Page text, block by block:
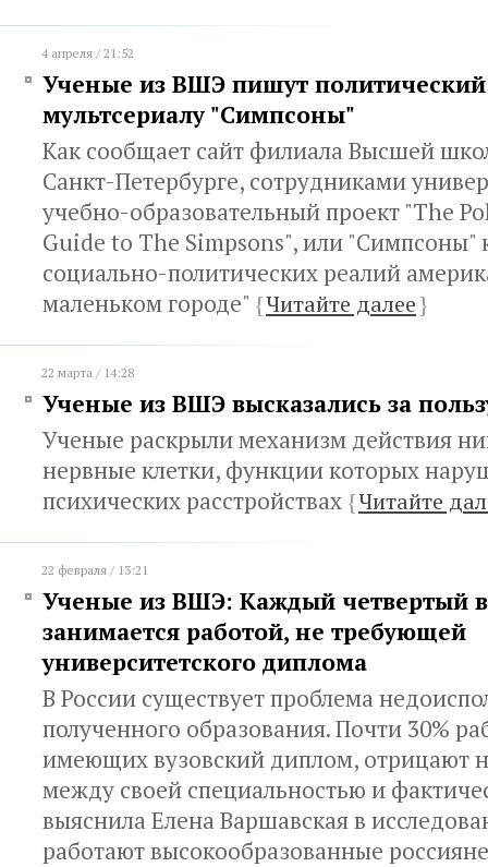
4 апреля / 21:52
Ученые из ВШЭ пишут
мультсериалу "Симпсоны"
Как сообщает сайт филиала Высшей
Санкт-Петербурге, сотрудниками
учебно-образовательный проект "The
Guide to The Simpsons", или "Cимпсоны"
социально-политических реалий
маленьком городе" {Читайте далее}
22 марта / 14:28
Ученые из ВШЭ высказались за
Ученые раскрыли механизм действия
нервные клетки, функции которых
психических расстройствах {Читайте
22 февраля / 13:21
Ученые из ВШЭ: Каждый четвертый
занимается работой, не требующей
университетского диплома
В России существует проблема
полученного образования. Почти 30%
имеющих вузовский диплом, отрицают
между своей специальностью и
выяснила Елена Варшавская в
работают высокообразованные